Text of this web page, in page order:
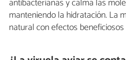
antibacterianas y calma las
manteniendo la hidratación. La
natural con efectos